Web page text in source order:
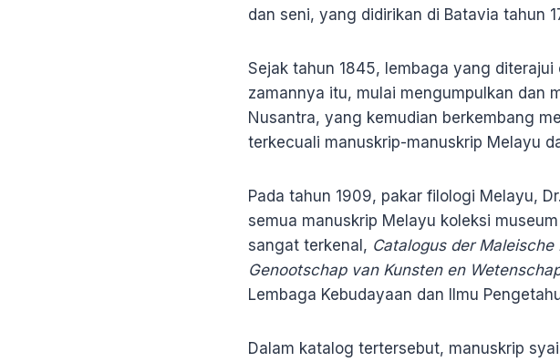
dan seni, yang didirikan di Batavia tahun
Sejak tahun 1845, lembaga yang
zamannya itu, mulai mengumpulkan dan
Nusantra, yang kemudian berkembang
terkecuali manuskrip-manuskrip Melayu
Pada tahun 1909, pakar filologi Melayu,
semua manuskrip Melayu koleksi
sangat terkenal, Catalogus der
Genootschap van Kunsten en
Lembaga Kebudayaan dan Ilmu
Dalam katalog tertersebut, manuskrip